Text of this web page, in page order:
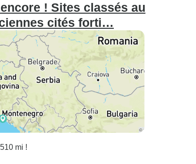
! Sites classés au
cités forti…
mi !